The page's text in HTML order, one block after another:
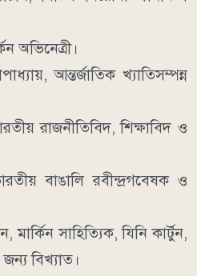
অভিনেত্রী।
আন্তর্জাতিক খ্যাতিসম্পন্ন
রাজনীতিবিদ, শিক্ষাবিদ ও
বাঙালি রবীন্দ্রগবেষক ও
সাহিত্যিক, যিনি কার্টুন,
বিখ্যাত।